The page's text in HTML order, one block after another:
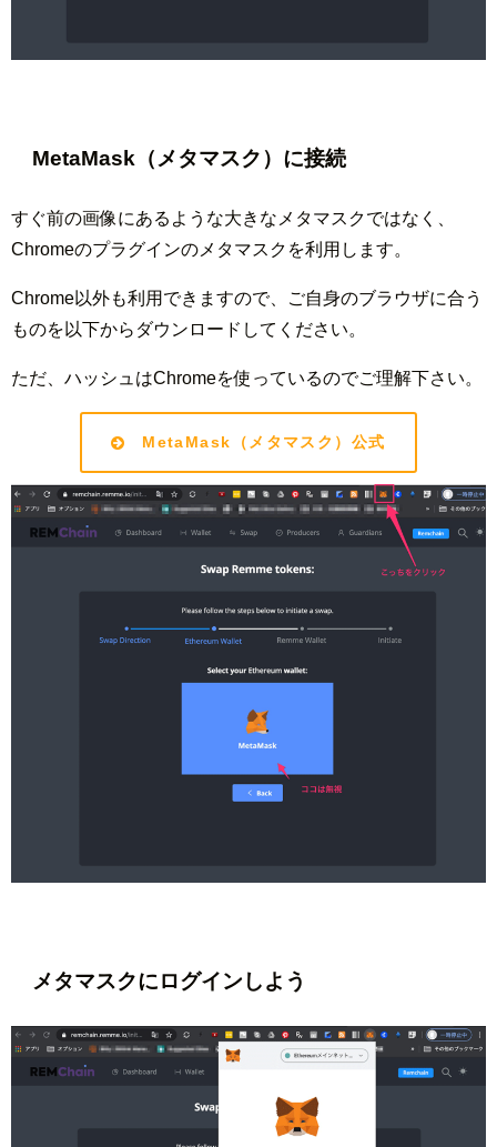
MetaMask（メタマスク）に接続
すぐ前の画像にあるような大きなメタマスクではなく、
Chromeのプラグインのメタマスクを利用します。
Chrome以外も利用できますので、ご自身のブラウザに合う
ものを以下からダウンロードしてください。
ただ、ハッシュはChromeを使っているのでご理解下さい。
MetaMask（メタマスク）公式
メタマスクにログインしよう